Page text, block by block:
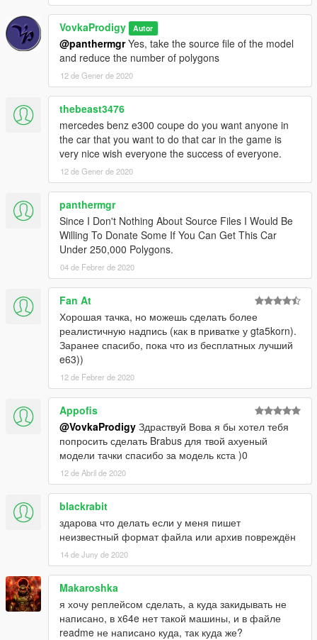
VovkaProdigy Autor
@panthermgrYes, take the source file of the model
and reduce the number of polygons
12 de Gener de 2020
thebeast3476
mercedes benz e300 coupe do you want anyone in
the car that you want to do that car in the game is
very nice wish everyone the success of everyone.
12 de Gener de 2020
panthermgr
Since I Don't Nothing About Source Files I Would Be
Willing To Donate Some If You Can Get This Car
Under 250,000 Polygons.
04 de Febrer de 2020
Fan At
Хорошая тачка, но можешь сделать более
реалистичную надпись (как в приватке у gta5korn).
Заранее спасибо, пока что из бесплатных лучший
e63))
12 de Febrer de 2020
Appofis
@VovkaProdigy Здраствуй Вова я бы хотел тебя
попросить сделать Brabus для твой ахуеный
модели тачки спасибо за модель кста )0
12 de Abril de 2020
blackrabit
здарова что делать если у меня пишет
неизвестный формат файла или архив повреждён
14 de Juny de 2020
Makaroshka
я хочу реплейсом сделать, а куда закидывать не
написано, в x64e нет такой машины, и в файле
readme не написано куда, так куда же?